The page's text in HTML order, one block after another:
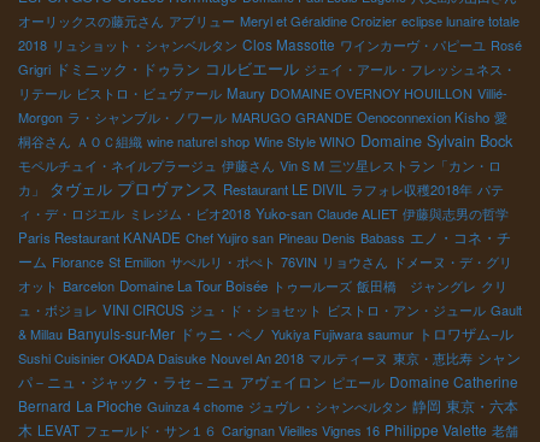
オーリックスの藤元さん アブリュー Meryl et Géraldine Croizier eclipse lunaire totale
2018 リュショット・シャンベルタン Clos Massotte ワインカーヴ・パピーユ Rosé
Grigri ドミニック・ドゥラン コルビエール ジェイ・アール・フレッシュネス・
リテール ビストロ・ビュヴァール Maury DOMAINE OVERNOY HOUILLON Villié-
Morgon ラ・シャンブル・ノワール MARUGO GRANDE Oenoconnexion Kisho 愛
桐谷さん ＡＯＣ組織 wine naturel shop Wine Style WINO Domaine Sylvain Bock
モペルチュイ・ネイルプラージュ 伊藤さん Vin S M 三ツ星レストラン「カン・ロ
カ」
タヴェル プロヴァンス Restaurant LE DIVIL ラフォレ収穫2018年 パテ
ィ・デ・ロジエル ミレジム・ビオ2018 Yuko-san Claude ALIET 伊藤與志男の哲学
Paris Restaurant KANADE Chef Yujiro san Pineau Denis Babass エノ・コネ・チ
ーム Florance St Emilion サぺルリ・ポぺト 76VIN リョウさん ドメーヌ・デ・グリ
オット Barcelon Domaine La Tour Boisée トゥールーズ 飯田橋 ジャングレ クリ
ュ・ボジョレ VINI CIRCUS ジュ・ド・ショセット ビストロ・アン・ジュール Gault
& Millau Banyuls-sur-Mer ドゥニ・ペノ Yukiya Fujiwara saumur トロワザム−ル
Sushi Cuisinier OKADA Daisuke Nouvel An 2018 マルティーヌ 東京・恵比寿 シャン
パ－ニュ・ジャック・ラセ－ニュ アヴェイロン ピエール Domaine Catherine
Bernard La Pioche Guinza 4 chome ジュヴレ・シャンべルタン 静岡 東京・六本
木 LEVAT フェールド・サン１６ Carignan Vieilles Vignes 16 Philippe Valette 老舗